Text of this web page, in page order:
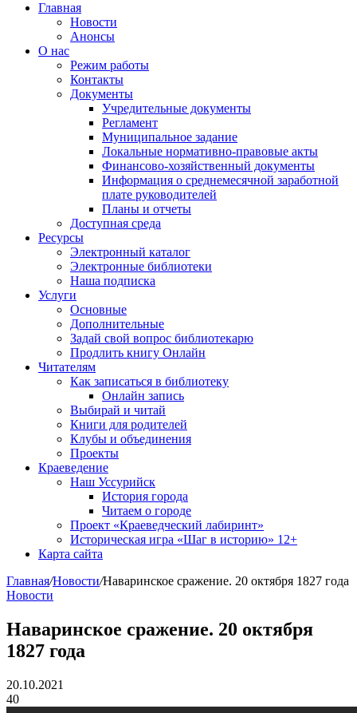
Главная
Новости
Анонсы
О нас
Режим работы
Контакты
Документы
Учредительные документы
Регламент
Муниципальное задание
Локальные нормативно-правовые акты
Финансово-хозяйственный документы
Информация о среднемесячной заработной
плате руководителей
Планы и отчеты
Доступная среда
Ресурсы
Электронный каталог
Электронные библиотеки
Наша подписка
Услуги
Основные
Дополнительные
Задай свой вопрос библиотекарю
Продлить книгу Онлайн
Читателям
Как записаться в библиотеку
Онлайн запись
Выбирай и читай
Книги для родителей
Клубы и объединения
Проекты
Краеведение
Наш Уссурийск
История города
Читаем о городе
Проект «Краеведческий лабиринт»
Историческая игра «Шаг в историю» 12+
Карта сайта
Главная/Новости/Наваринское сражение. 20 октября 1827 года
Новости
Наваринское сражение. 20 октября
1827 года
20.10.2021
40